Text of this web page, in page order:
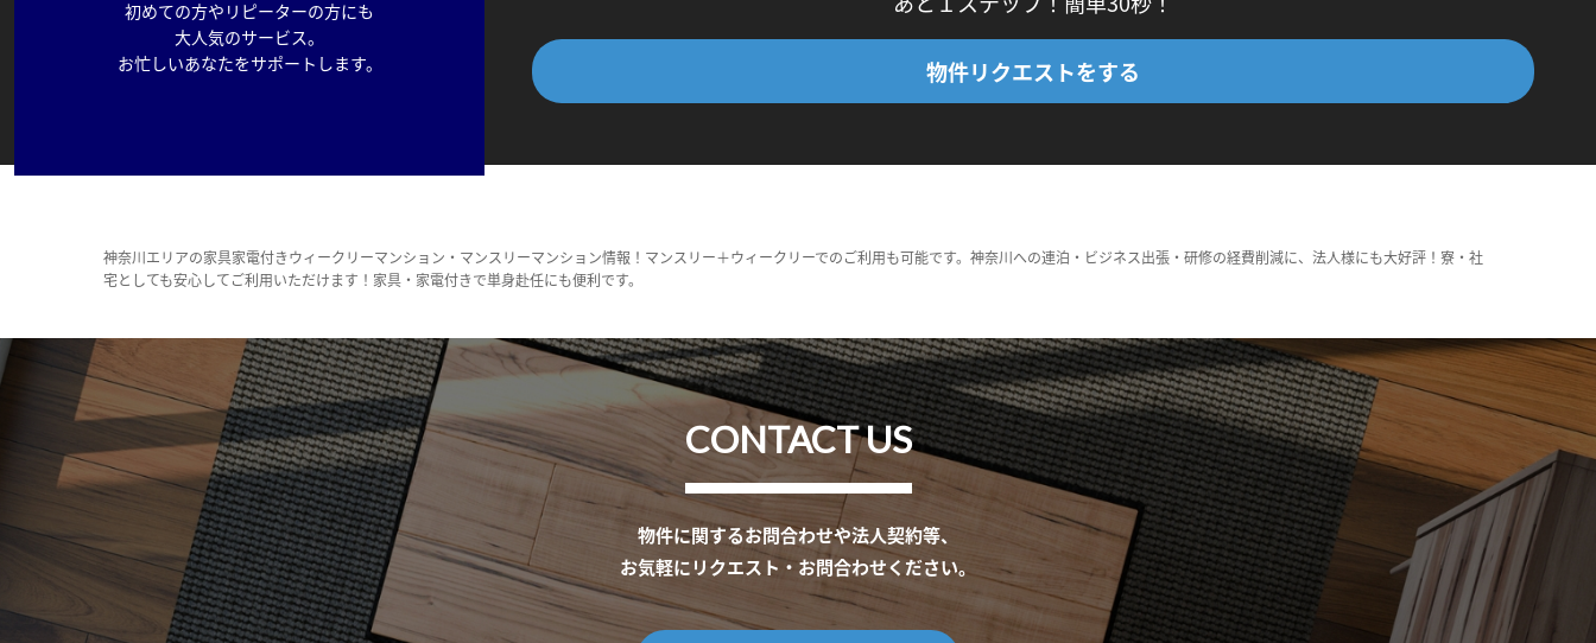
初めての方やリピーターの方にも
大人気のサービス。
お忙しいあなたをサポートします。
物件リクエストをする
神奈川エリアの家具家電付きウィークリーマンション・マンスリーマンション情報！マンスリー＋ウィークリーでのご利用も可能です。神奈川への連泊・ビジネス出張・研修の経費削減に、法人様にも大好評！寮・社
宅としても安心してご利用いただけます！家具・家電付きで単身赴任にも便利です。
CONTACT US
物件に関するお問合わせや法人契約等、
お気軽にリクエスト・お問合わせください。